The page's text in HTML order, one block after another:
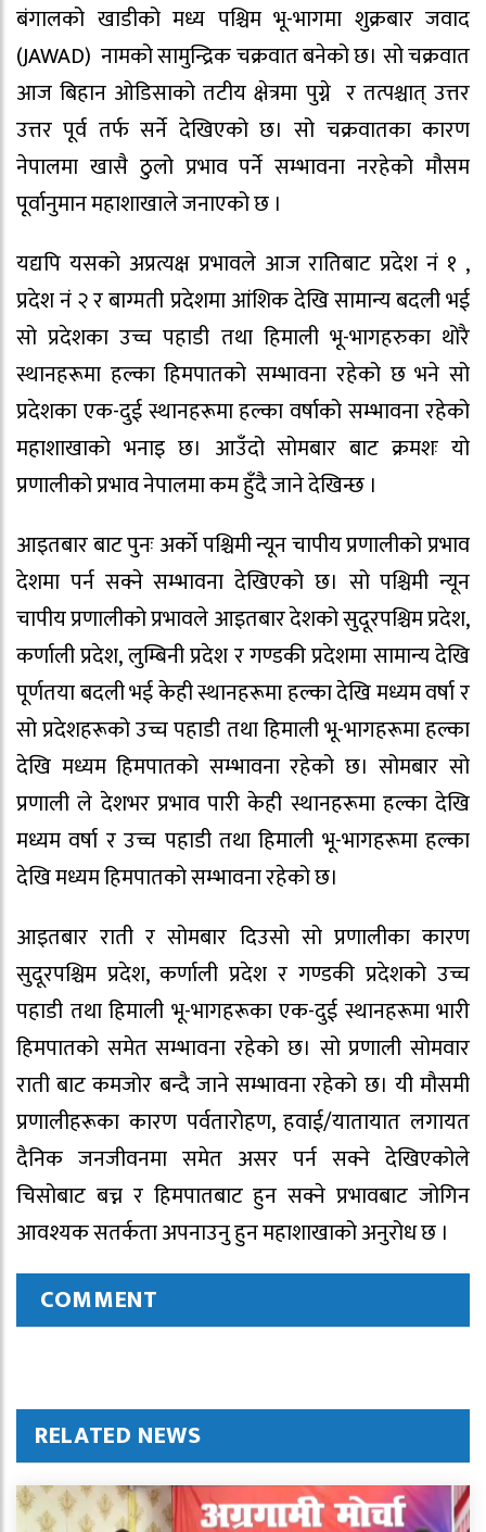
बंगालको खाडीको मध्य पश्चिम भू-भागमा शुक्रबार जवाद
(JAWAD) नामको सामुन्द्रिक चक्रवात बनेको छ। सो चक्रवात
आज बिहान ओडिसाको तटीय क्षेत्रमा पुग्ने र तत्पश्चात् उत्तर
उत्तर पूर्व तर्फ सर्ने देखिएको छ। सो चक्रवातका कारण
नेपालमा खासै ठुलो प्रभाव पर्ने सम्भावना नरहेको मौसम
पूर्वानुमान महाशाखाले जनाएको छ ।
यद्यपि यसको अप्रत्यक्ष प्रभावले आज रातिबाट प्रदेश नं १ ,
प्रदेश नं २ र बाग्मती प्रदेशमा आंशिक देखि सामान्य बदली भई
सो प्रदेशका उच्च पहाडी तथा हिमाली भू-भागहरुका थोरै
स्थानहरूमा हल्का हिमपातको सम्भावना रहेको छ भने सो
प्रदेशका एक-दुई स्थानहरूमा हल्का वर्षाको सम्भावना रहेको
महाशाखाको भनाइ छ। आउँदो सोमबार बाट क्रमशः यो
प्रणालीको प्रभाव नेपालमा कम हुँदै जाने देखिन्छ ।
आइतबार बाट पुनः अर्को पश्चिमी न्यून चापीय प्रणालीको प्रभाव
देशमा पर्न सक्ने सम्भावना देखिएको छ। सो पश्चिमी न्यून
चापीय प्रणालीको प्रभावले आइतबार देशको सुदूरपश्चिम प्रदेश,
कर्णाली प्रदेश, लुम्बिनी प्रदेश र गण्डकी प्रदेशमा सामान्य देखि
पूर्णतया बदली भई केही स्थानहरूमा हल्का देखि मध्यम वर्षा र
सो प्रदेशहरूको उच्च पहाडी तथा हिमाली भू-भागहरूमा हल्का
देखि मध्यम हिमपातको सम्भावना रहेको छ। सोमबार सो
प्रणाली ले देशभर प्रभाव पारी केही स्थानहरूमा हल्का देखि
मध्यम वर्षा र उच्च पहाडी तथा हिमाली भू-भागहरूमा हल्का
देखि मध्यम हिमपातको सम्भावना रहेको छ।
आइतबार राती र सोमबार दिउसो सो प्रणालीका कारण
सुदूरपश्चिम प्रदेश, कर्णाली प्रदेश र गण्डकी प्रदेशको उच्च
पहाडी तथा हिमाली भू-भागहरूका एक-दुई स्थानहरूमा भारी
हिमपातको समेत सम्भावना रहेको छ। सो प्रणाली सोमवार
राती बाट कमजोर बन्दै जाने सम्भावना रहेको छ। यी मौसमी
प्रणालीहरूका कारण पर्वतारोहण, हवाई/यातायात लगायत
दैनिक जनजीवनमा समेत असर पर्न सक्ने देखिएकोले
चिसोबाट बच्न र हिमपातबाट हुन सक्ने प्रभावबाट जोगिन
आवश्यक सतर्कता अपनाउनु हुन महाशाखाको अनुरोध छ ।
COMMENT
RELATED NEWS